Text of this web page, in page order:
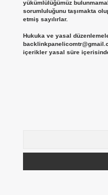
yükümlülüğümüz
sorumluluğunu taşımakta
etmiş sayılırlar.
Hukuka ve yasal
içerikler yasal süre